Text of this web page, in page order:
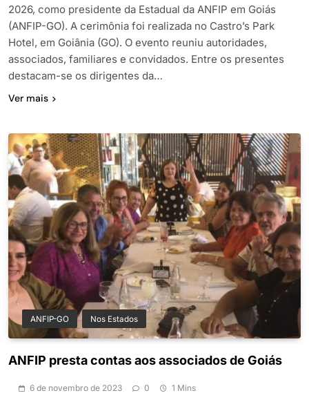
2026, como presidente da Estadual da ANFIP em Goiás
(ANFIP-GO). A cerimônia foi realizada no Castro’s Park
Hotel, em Goiânia (GO). O evento reuniu autoridades,
associados, familiares e convidados. Entre os presentes
destacam-se os dirigentes da…
Ver mais
ANFIP-GO Nos Estados
ANFIP presta contas aos associados de Goiás
6 de novembro de 2023 0 1 Mins